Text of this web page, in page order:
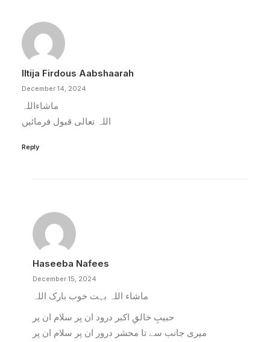
Iltija Firdous Aabshaarah
December 14, 2024
ماشاءاللہ
اللہ تعالی قبول فرمائیں
Reply
Haseeba Nafees
December 15, 2024
ماشاء اللہ بہت خوب بارک اللہ
حبیبِ خالقِ اکبر درود ان پر سلام ان پر
میری جانب سے تا محشر درور ان پر سلام ان پر